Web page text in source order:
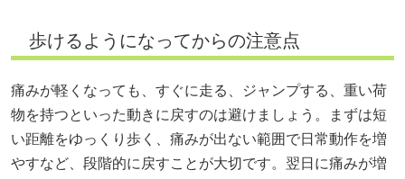
歩けるようになってからの注意点
痛みが軽くなっても、すぐに走る、ジャンプする、重い荷
物を持つといった動きに戻すのは避けましょう。まずは短
い距離をゆっくり歩く、痛みが出ない範囲で日常動作を増
やすなど、段階的に戻すことが大切です。翌日に痛みが増